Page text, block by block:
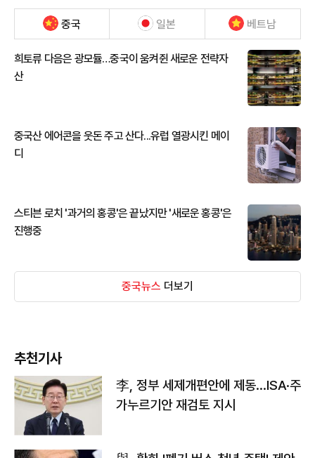
중국 일본 베트남
희토류 다음은 광모듈…중국이 움켜쥔 새로운 전략자
산
중국산 에어콘을 웃돈 주고 산다...유럽 열광시킨 메이
디
스티븐 로치 '과거의 홍콩'은 끝났지만 '새로운 홍콩'은
진행중
중국뉴스 더보기
추천기사
李, 정부 세제개편안에 제동…ISA·주
가누르기안 재검토 지시